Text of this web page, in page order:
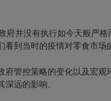
并没有执行如今天般严格
到当时的疫情对零食市场
府管控策略的变化以及宏观
远的影响。